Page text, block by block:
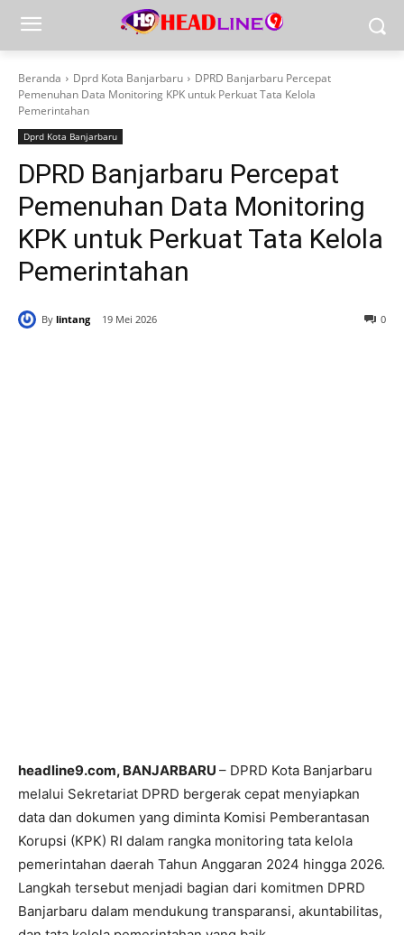
Beranda Dprd Kota Banjarbaru
DPRD Banjarbaru Percepat
Pemenuhan Data Monitoring KPK untuk Perkuat Tata Kelola
Pemerintahan
Dprd Kota Banjarbaru
DPRD Banjarbaru Percepat
Pemenuhan Data Monitoring
KPK untuk Perkuat Tata Kelola
Pemerintahan
By lintang 19 Mei 2026 0
headline9.com, BANJARBARU – DPRD Kota Banjarbaru
melalui Sekretariat DPRD bergerak cepat menyiapkan
data dan dokumen yang diminta Komisi Pemberantasan
Korupsi (KPK) RI dalam rangka monitoring tata kelola
pemerintahan daerah Tahun Anggaran 2024 hingga 2026.
Langkah tersebut menjadi bagian dari komitmen DPRD
Banjarbaru dalam mendukung transparansi, akuntabilitas,